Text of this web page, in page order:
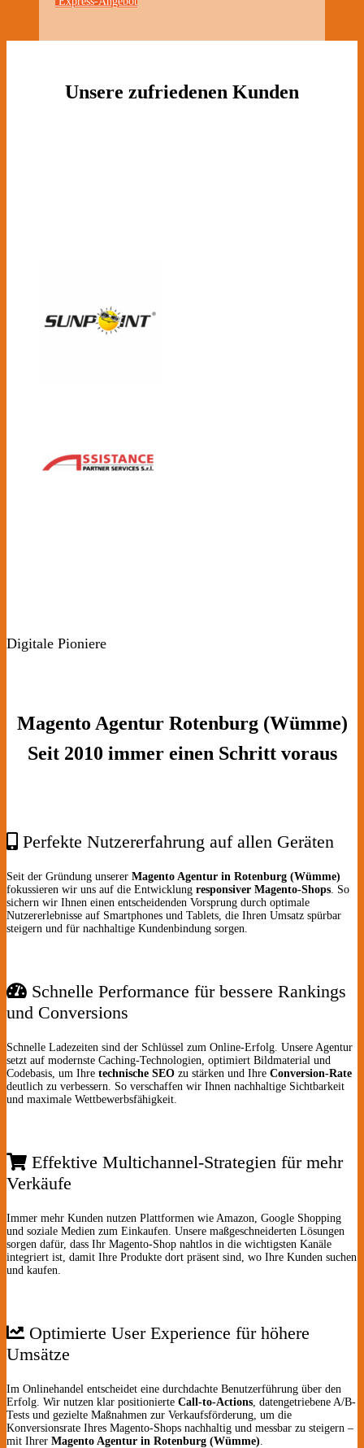
Unsere zufriedenen Kunden
Digitale Pioniere
Magento Agentur Rotenburg (Wümme)
Seit 2010 immer einen Schritt voraus
Perfekte Nutzererfahrung auf allen Geräten
Seit der Gründung unserer Magento Agentur in Rotenburg (Wümme)
fokussieren wir uns auf die Entwicklung responsiver Magento-Shops . So
sichern wir Ihnen einen entscheidenden Vorsprung durch optimale
Nutzererlebnisse auf Smartphones und Tablets, die Ihren Umsatz spürbar
steigern und für nachhaltige Kundenbindung sorgen.
Schnelle Performance für bessere Rankings
und Conversions
Schnelle Ladezeiten sind der Schlüssel zum Online-Erfolg. Unsere Agentur
setzt auf modernste Caching-Technologien, optimiert Bildmaterial und
Codebasis, um Ihre technische SEO zu stärken und Ihre Conversion-Rate
deutlich zu verbessern. So verschaffen wir Ihnen nachhaltige Sichtbarkeit
und maximale Wettbewerbsfähigkeit.
Effektive Multichannel-Strategien für mehr
Verkäufe
Immer mehr Kunden nutzen Plattformen wie Amazon, Google Shopping
und soziale Medien zum Einkaufen. Unsere maßgeschneiderten Lösungen
sorgen dafür, dass Ihr Magento-Shop nahtlos in die wichtigsten Kanäle
integriert ist, damit Ihre Produkte dort präsent sind, wo Ihre Kunden suchen
und kaufen.
Optimierte User Experience für höhere
Umsätze
Im Onlinehandel entscheidet eine durchdachte Benutzerführung über den
Erfolg. Wir nutzen klar positionierte Call-to-Actions , datengetriebene A/B-
Tests und gezielte Maßnahmen zur Verkaufsförderung, um die
Konversionsrate Ihres Magento-Shops nachhaltig und messbar zu steigern –
mit Ihrer Magento Agentur in Rotenburg (Wümme)